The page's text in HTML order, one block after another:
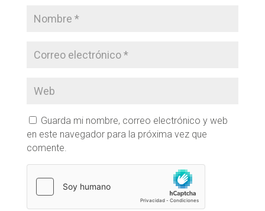
Guarda mi nombre, correo electrónico y web
en este navegador para la próxima vez que
comente.